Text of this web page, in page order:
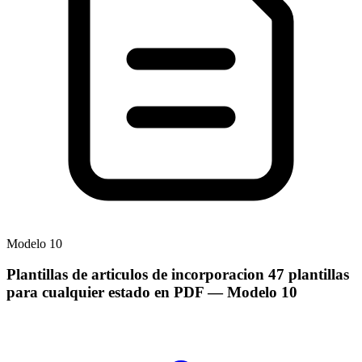
Modelo 10
Plantillas de articulos de incorporacion 47 plantillas
para cualquier estado en PDF— Modelo 10